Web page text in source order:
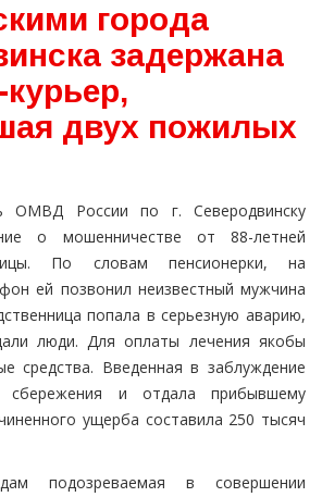
города
задержана
двух пожилых
ОМВД России по г. Северодвинску
о мошенничестве от 88-летней
По словам пенсионерки, на
ей позвонил неизвестный мужчина
попала в серьезную аварию,
люди. Для оплаты лечения якобы
средства. Введенная в заблуждение
сбережения и отдала прибывшему
ущерба составила 250 тысяч
подозреваемая в совершении